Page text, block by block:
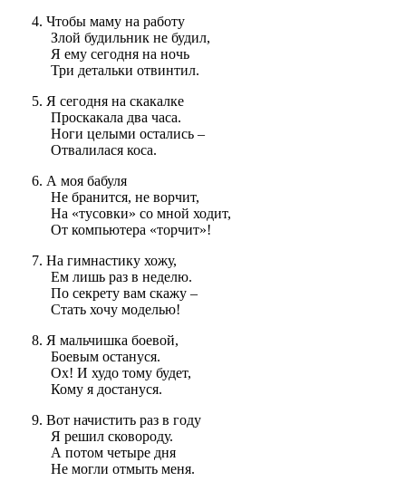
Чтобы маму на работу
Злой будильник не будил,
Я ему сегодня на ночь
Три детальки отвинтил.
Я сегодня на скакалке
Проскакала два часа.
Ноги целыми остались –
Отвалилася коса.
А моя бабуля
Не бранится, не ворчит,
На «тусовки» со мной ходит,
От компьютера «торчит»!
На гимнастику хожу,
Ем лишь раз в неделю.
По секрету вам скажу –
Стать хочу моделью!
Я мальчишка боевой,
Боевым остануся.
Ох! И худо тому будет,
Кому я достануся.
Вот начистить раз в году
Я решил сковороду.
А потом четыре дня
Не могли отмыть меня.